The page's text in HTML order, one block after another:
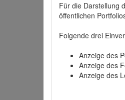
Für die Darstellung
öffentlichen
Folgende drei
Anzeige des
Anzeige des
Anzeige des